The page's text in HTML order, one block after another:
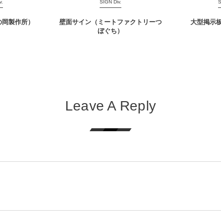
製作所）
SIGN Div.
壁面サイン（ミートファクトリーつ
ぼぐち）
大型掲示
Leave A Reply